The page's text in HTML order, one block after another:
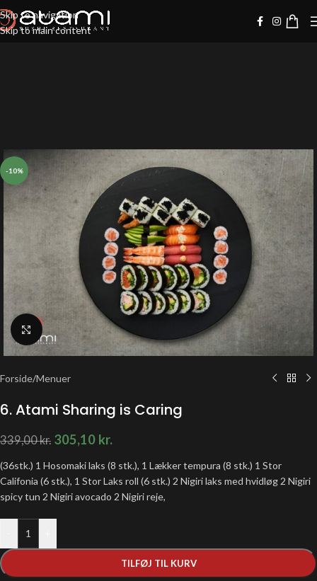
Skip to navigation
Skip to main content
-10%
Klik for at forstørre
Forside/Menuer
6. Atami Sharing is Caring
339,00kr. 305,10 kr.
(36stk.) 1 Hosomaki laks (8 stk.), 1 Lækker tempura (8 stk.) 1 Stor
Califonia (6 stk.), 1 Stor Laks roll (6 stk.) 2 Nigiri laks med hvidløg 2 Nigiri
spicy tun 2 Nigiri avocado 2 Nigiri reje,
TILFØJ TIL KURV